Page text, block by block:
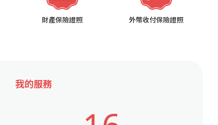
財產保險證照 外幣收付保險證照
我的服務